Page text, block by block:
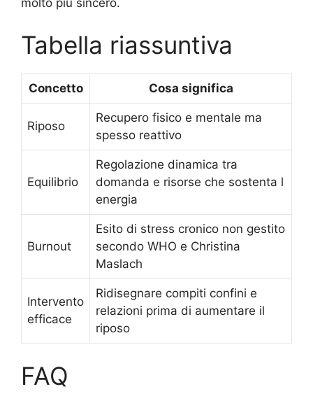
molto più sincero.
Tabella riassuntiva
Concetto Cosa significa
Riposo
Recupero fisico e mentale ma
spesso reattivo
Equilibrio
Regolazione dinamica tra
domanda e risorse che sostenta l
energia
Burnout
Esito di stress cronico non gestito
secondo WHO e Christina
Maslach
Intervento
efficace
Ridisegnare compiti confini e
relazioni prima di aumentare il
riposo
FAQ